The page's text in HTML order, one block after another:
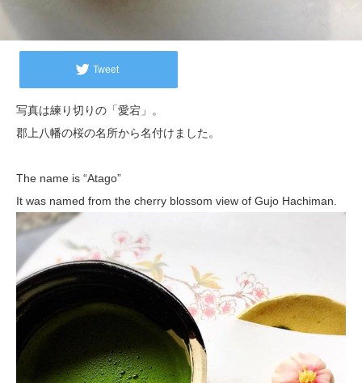
Tweet
写真は練り切りの「愛宕」。
郡上八幡の桜の名所から名付けました。
The name is “Atago”
It was named from the cherry blossom view of Gujo Hachiman.